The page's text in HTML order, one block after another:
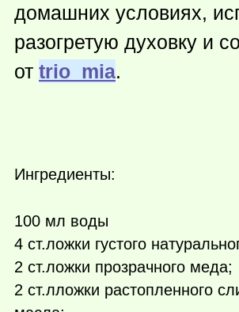
домашних условиях,
разогретую духовку и
от trio_mia.
Ингредиенты:
100 мл воды
4 ст.ложки густого
2 ст.ложки прозрачного меда;
2 ст.лложки растопленного